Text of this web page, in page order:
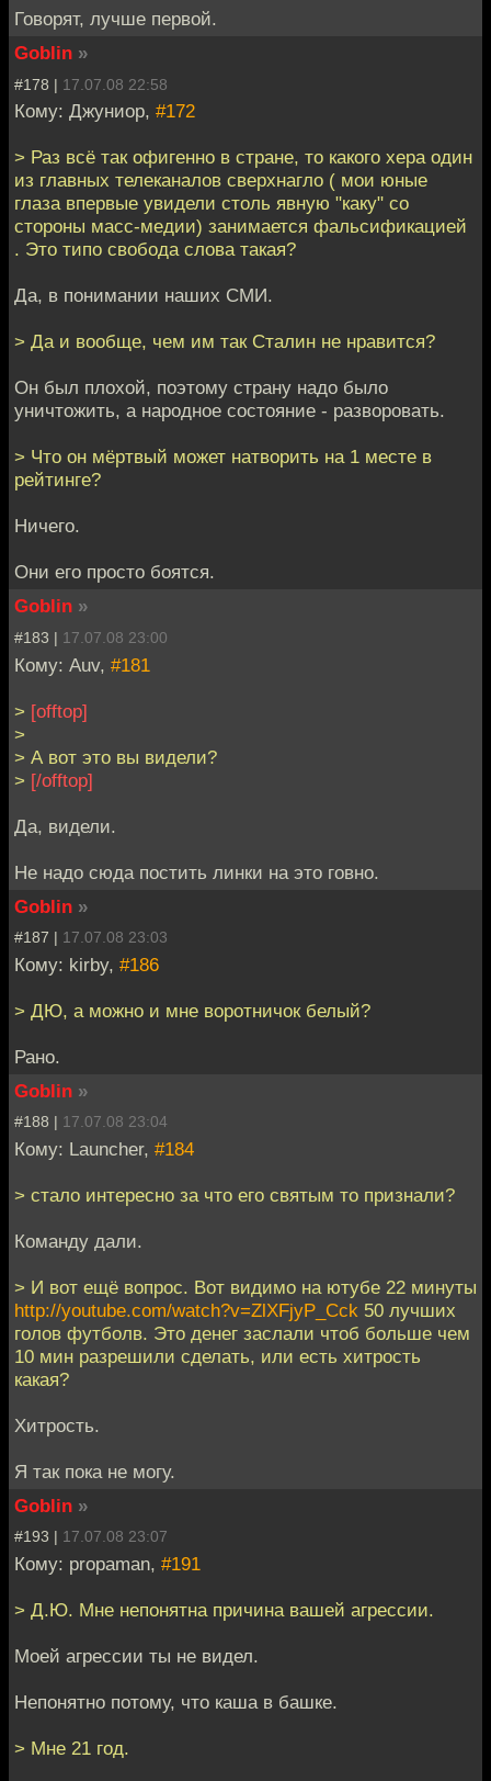
Говорят, лучше первой.
Goblin »
#178 | 17.07.08 22:58
Кому: Джуниор, #172
> Раз всё так офигенно в стране, то какого хера один
из главных телеканалов сверхнагло ( мои юные
глаза впервые увидели столь явную "каку" со
стороны масс-медии) занимается фальсификацией
. Это типо свобода слова такая?
Да, в понимании наших СМИ.
> Да и вообще, чем им так Сталин не нравится?
Он был плохой, поэтому страну надо было
уничтожить, а народное состояние - разворовать.
> Что он мёртвый может натворить на 1 месте в
рейтинге?
Ничего.
Они его просто боятся.
Goblin »
#183 | 17.07.08 23:00
Кому: Auv, #181
> [offtop]
>
> А вот это вы видели?
> [/offtop]
Да, видели.
Не надо сюда постить линки на это говно.
Goblin »
#187 | 17.07.08 23:03
Кому: kirby, #186
> ДЮ, а можно и мне воротничок белый?
Рано.
Goblin »
#188 | 17.07.08 23:04
Кому: Launcher, #184
> стало интересно за что его святым то признали?
Команду дали.
> И вот ещё вопрос. Вот видимо на ютубе 22 минуты
http://youtube.com/watch?v=ZlXFjyP_Cck 50 лучших
голов футболв. Это денег заслали чтоб больше чем
10 мин разрешили сделать, или есть хитрость
какая?
Хитрость.
Я так пока не могу.
Goblin »
#193 | 17.07.08 23:07
Кому: propaman, #191
> Д.Ю. Мне непонятна причина вашей агрессии.
Моей агрессии ты не видел.
Непонятно потому, что каша в башке.
> Мне 21 год.